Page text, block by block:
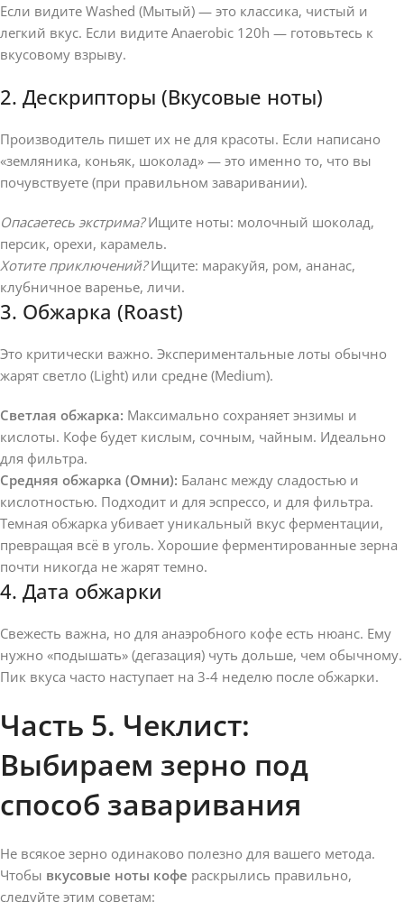
Если видите Washed (Мытый) — это классика, чистый и
легкий вкус. Если видите Anaerobic 120h — готовьтесь к
вкусовому взрыву.
2. Дескрипторы (Вкусовые ноты)
Производитель пишет их не для красоты. Если написано
«земляника, коньяк, шоколад» — это именно то, что вы
почувствуете (при правильном заваривании).
Опасаетесь экстрима?Ищите ноты: молочный шоколад,
персик, орехи, карамель.
Хотите приключений?Ищите: маракуйя, ром, ананас,
клубничное варенье, личи.
3. Обжарка (Roast)
Это критически важно. Экспериментальные лоты обычно
жарят светло (Light) или средне (Medium).
Светлая обжарка: Максимально сохраняет энзимы и
кислоты. Кофе будет кислым, сочным, чайным. Идеально
для фильтра.
Средняя обжарка (Омни): Баланс между сладостью и
кислотностью. Подходит и для эспрессо, и для фильтра.
Темная обжарка убивает уникальный вкус ферментации,
превращая всё в уголь. Хорошие ферментированные зерна
почти никогда не жарят темно.
4. Дата обжарки
Свежесть важна, но для анаэробного кофе есть нюанс. Ему
нужно «подышать» (дегазация) чуть дольше, чем обычному.
Пик вкуса часто наступает на 3-4 неделю после обжарки.
Часть 5. Чеклист:
Выбираем зерно под
способ заваривания
Не всякое зерно одинаково полезно для вашего метода.
Чтобы вкусовые ноты кофе раскрылись правильно,
следуйте этим советам: